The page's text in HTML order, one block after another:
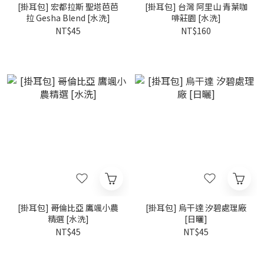
[掛耳包] 宏都拉斯 聖塔芭芭
拉 Gesha Blend [水洗]
NT$45
[掛耳包] 台灣 阿里山 青葉咖
啡莊園 [水洗]
NT$160
[掛耳包] 哥倫比亞 鷹颯小農
精選 [水洗]
NT$45
[掛耳包] 烏干達 汐碧處理廠
[日曬]
NT$45